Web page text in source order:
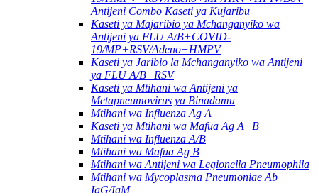
Antijeni Combo Kaseti ya Kujaribu
Kaseti ya Majaribio ya Mchanganyiko wa
Antijeni ya FLU A/B+COVID-
19/MP+RSV/Adeno+HMPV
Kaseti ya Jaribio la Mchanganyiko wa Antijeni
ya FLU A/B+RSV
Kaseti ya Mtihani wa Antijeni ya
Metapneumovirus ya Binadamu
Mtihani wa Influenza Ag A
Kaseti ya Mtihani wa Mafua Ag A+B
Mtihani wa Influenza A/B
Mtihani wa Mafua Ag B
Mtihani wa Antijeni wa Legionella Pneumophila
Mtihani wa Mycoplasma Pneumoniae Ab
IgG/IgM